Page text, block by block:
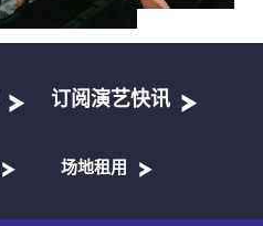
订阅演艺快讯
场地租用